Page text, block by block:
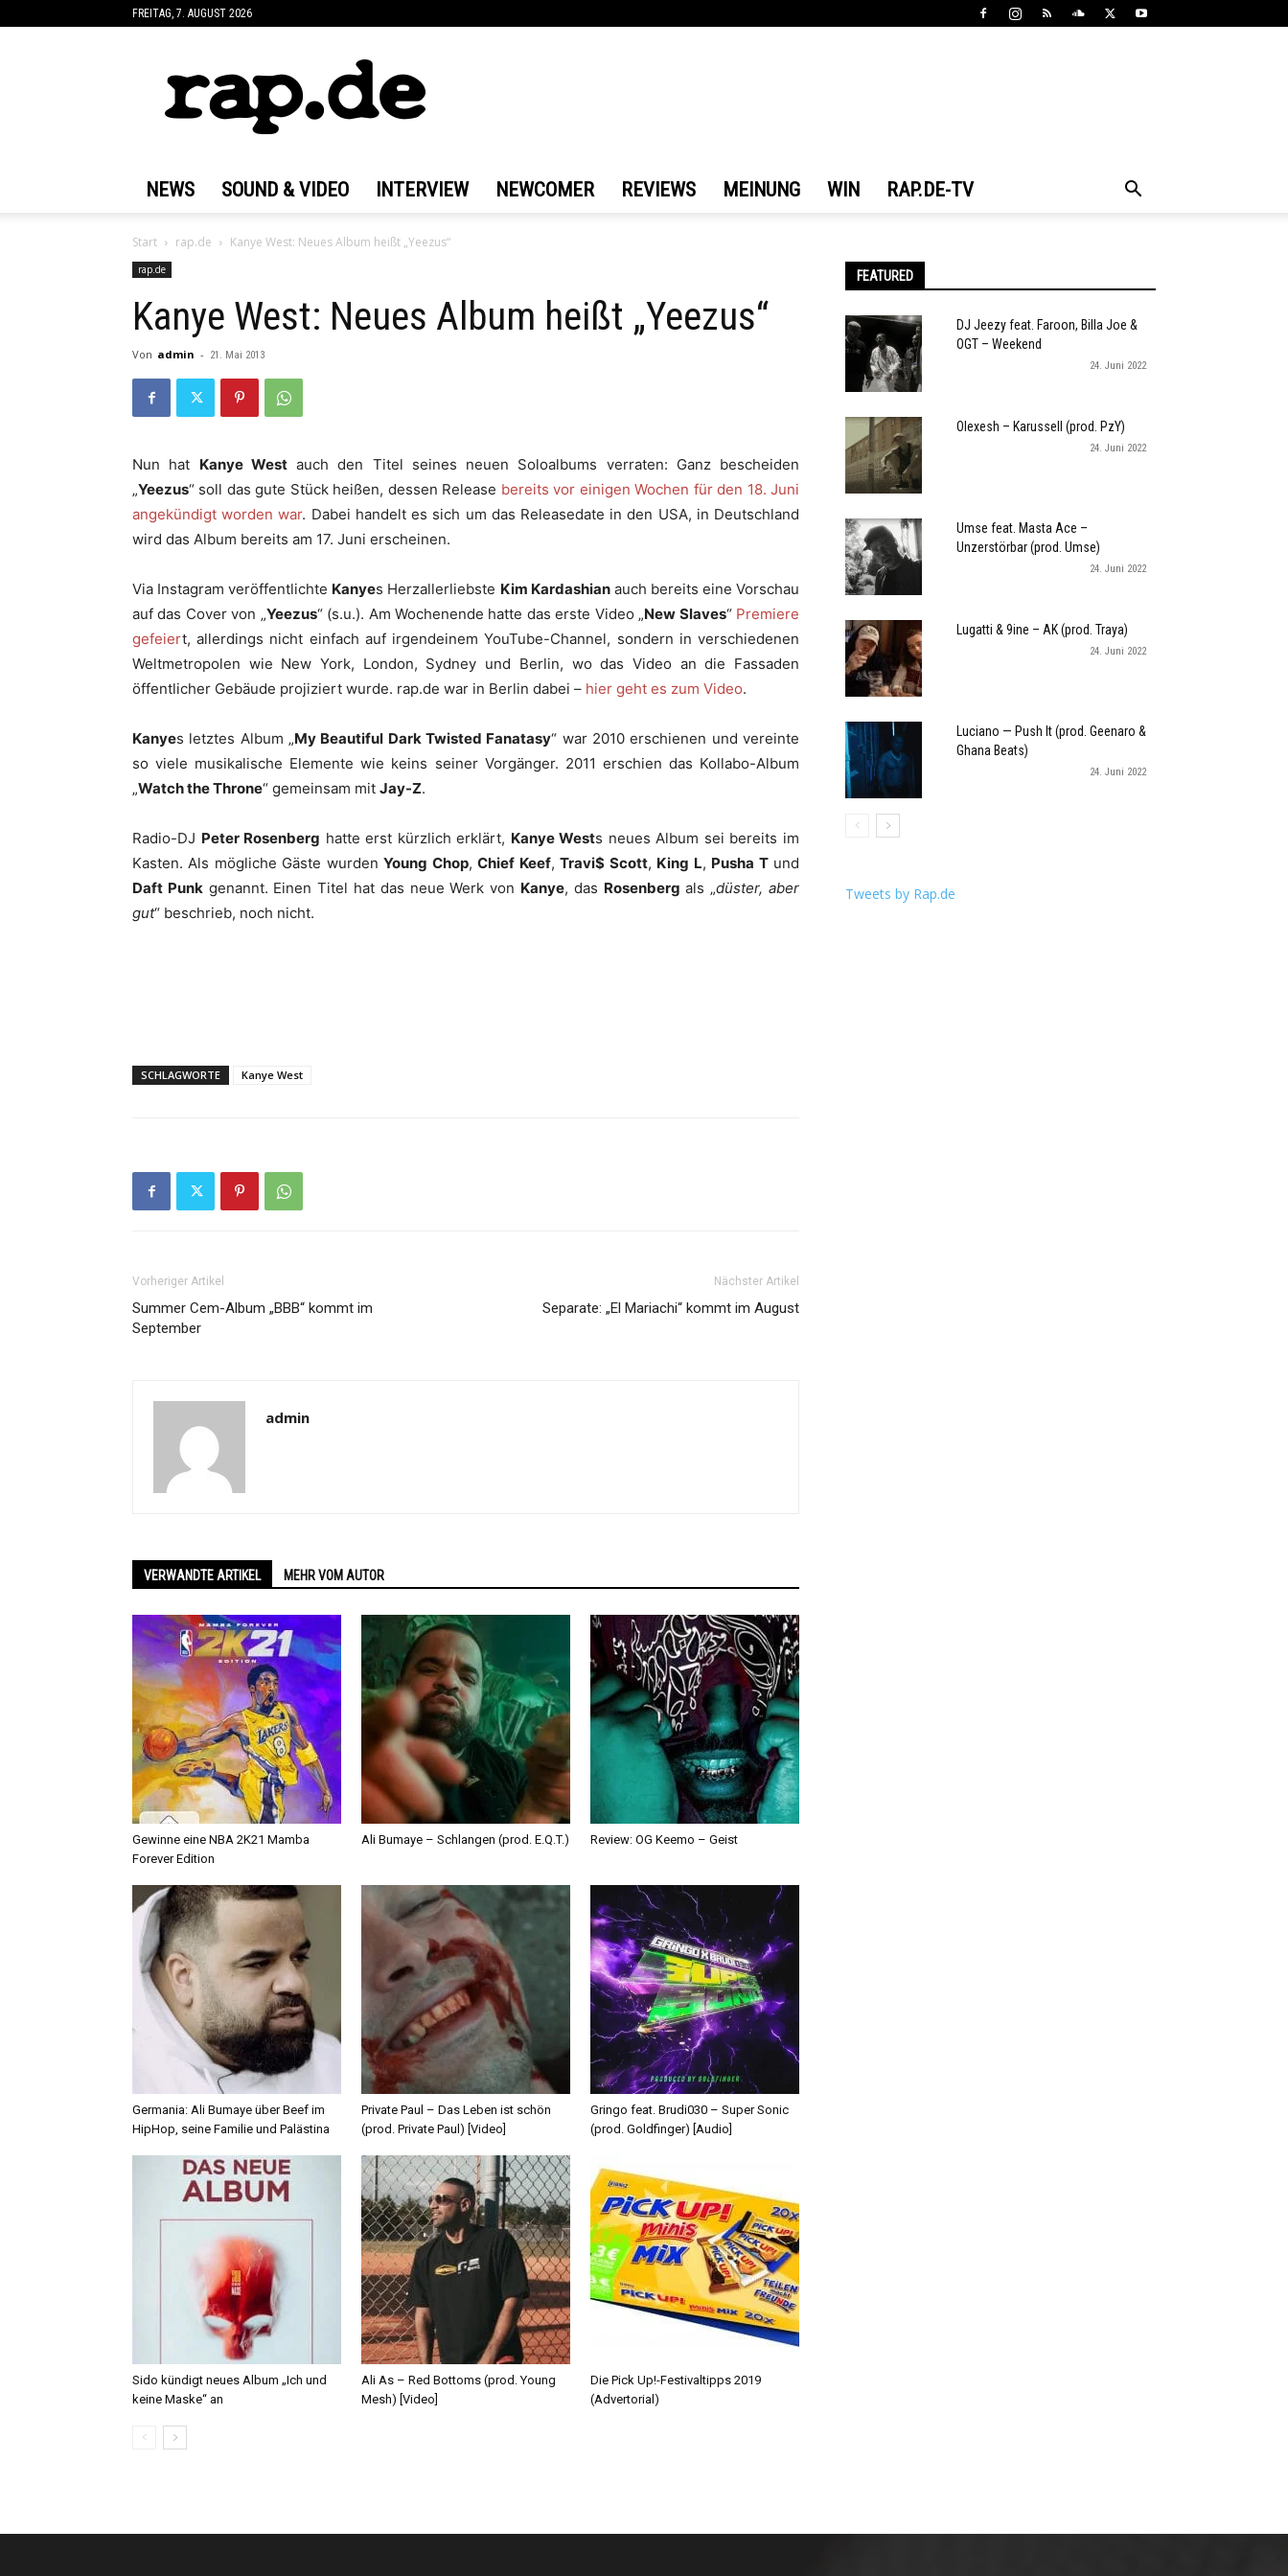
FREITAG, 7. AUGUST 2026
NEWS SOUND & VIDEO INTERVIEW NEWCOMER REVIEWS MEINUNG WIN RAP.DE-TV
Start rap.de Kanye West: Neues Album heißt „Yeezus“
rap.de
Kanye West: Neues Album heißt „Yeezus“
Von admin - 21. Mai 2013
Nun hat Kanye Westauch den Titel seines neuen Soloalbums verraten: Ganz bescheiden
„Yeezus“ soll das gute Stück heißen, dessen Release bereits vor einigen Wochen für den 18. Juni
angekündigt worden war. Dabei handelt es sich um das Releasedate in den USA, in Deutschland
wird das Album bereits am 17. Juni erscheinen.
Via Instagram veröffentlichte Kanyes Herzallerliebste Kim Kardashianauch bereits eine Vorschau
auf das Cover von „Yeezus“ (s.u.). Am Wochenende hatte das erste Video „New Slaves“ Premiere
gefeiert, allerdings nicht einfach auf irgendeinem YouTube-Channel, sondern in verschiedenen
Weltmetropolen wie New York, London, Sydney und Berlin, wo das Video an die Fassaden
öffentlicher Gebäude projiziert wurde. rap.de war in Berlin dabei – hier geht es zum Video.
Kanyes letztes Album „My Beautiful Dark Twisted Fanatasy“ war 2010 erschienen und vereinte
so viele musikalische Elemente wie keins seiner Vorgänger. 2011 erschien das Kollabo-Album
„Watch the Throne“ gemeinsam mit Jay-Z.
Radio-DJ Peter Rosenberg hatte erst kürzlich erklärt, Kanye Wests neues Album sei bereits im
Kasten. Als mögliche Gäste wurdenYoung Chop,Chief Keef,Travi$ Scott, King L, Pusha Tund
Daft Punkgenannt. Einen Titel hat das neue Werk von Kanye, das Rosenberg als „düster, aber
gut“ beschrieb, noch nicht.
SCHLAGWORTE Kanye West
Vorheriger Artikel
Summer Cem-Album „BBB“ kommt im
September
Nächster Artikel
Separate: „El Mariachi“ kommt im August
admin
VERWANDTE ARTIKEL MEHR VOM AUTOR
Gewinne eine NBA 2K21 Mamba
Forever Edition
Ali Bumaye – Schlangen (prod. E.Q.T.) Review: OG Keemo – Geist
Germania: Ali Bumaye über Beef im
HipHop, seine Familie und Palästina
Private Paul – Das Leben ist schön
(prod. Private Paul) [Video]
Gringo feat. Brudi030 – Super Sonic
(prod. Goldfinger) [Audio]
Sido kündigt neues Album „Ich und
keine Maske“ an
Ali As – Red Bottoms (prod. Young
Mesh) [Video]
Die Pick Up!-Festivaltipps 2019
(Advertorial)
FEATURED
DJ Jeezy feat. Faroon, Billa Joe &
OGT – Weekend
24. Juni 2022
Olexesh – Karussell (prod. PzY)
24. Juni 2022
Umse feat. Masta Ace –
Unzerstörbar (prod. Umse)
24. Juni 2022
Lugatti & 9ine – AK (prod. Traya)
24. Juni 2022
Luciano — Push It (prod. Geenaro &
Ghana Beats)
24. Juni 2022
Tweets by Rap.de